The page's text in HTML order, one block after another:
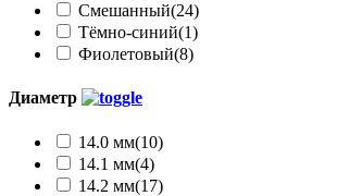
Смешанный(24)
Тёмно-синий(1)
Фиолетовый(8)
Диаметр
14.0 мм(10)
14.1 мм(4)
14.2 мм(17)